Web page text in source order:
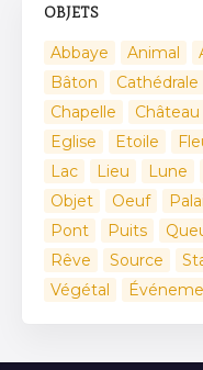
OBJETS
Abbaye Animal
Bâton
Cathédrale
Chapelle
Château
Eglise
Etoile
Lac
Lieu Lune
Objet
Oeuf
Pont
Puits
Rêve
Source
Végétal